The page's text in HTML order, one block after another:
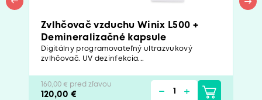
Zvlhčovač vzduchu Winix L500 +
Demineralizačné kapsule
Digitálny programovateľný ultrazvukový
zvlhčovač. UV dezinfekcia...
160,00 € pred zľavou
120,00 €